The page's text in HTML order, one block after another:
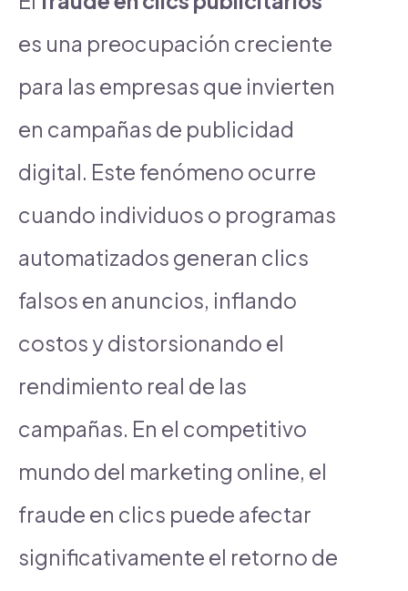
es una preocupación creciente
para las empresas que invierten
en campañas de publicidad
digital. Este fenómeno ocurre
cuando individuos o programas
automatizados generan clics
falsos en anuncios, inflando
costos y distorsionando el
rendimiento real de las
campañas. En el competitivo
mundo del marketing online, el
fraude en clics puede afectar
significativamente el retorno de